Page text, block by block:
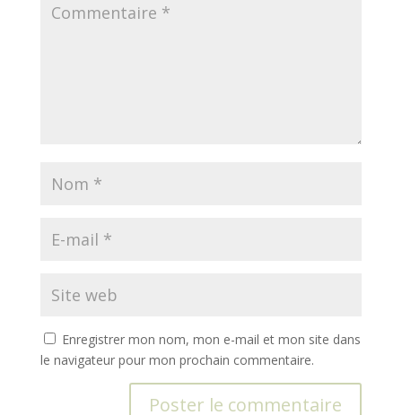
Enregistrer mon nom, mon e-mail et mon site dans
le navigateur pour mon prochain commentaire.